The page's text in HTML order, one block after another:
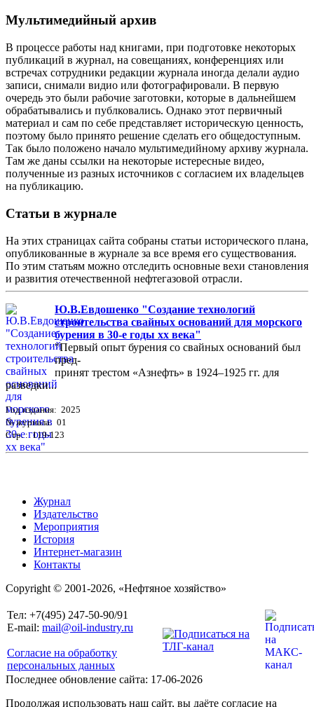
Мультимедийный архив
В процессе работы над книгами, при подготовке некоторых
публикаций в журнал, на совещаниях, конференциях или
встречах сотрудники редакции журнала иногда делали аудио
записи, снимали видио или фотографировали. В первую
очередь это были рабочие заготовки, которые в дальнейшем
обрабатывались и публковались. Однако этот первичный
материал и сам по себе представляет историческую ценность,
поэтому было принято решение сделать его общедоступным.
Так было положено начало мультимедийному архиву журнала.
Там же даны ссылки на некоторые истересные видео,
полученные из разных источников с согласием их владельцев
на публикацию.
Статьи в журнале
На этих страницах сайта собраны статьи исторического плана,
опубликованные в журнале за все время его существования.
По этим статьям можно отследить основные вехи становления
и развития отечественной нефтегазовой отрасли.
Ю.В.Евдошенко "Создание технологий
строительства свайных оснований для морского
бурения в 30-е годы хх века"
"Первый опыт бурения со свайных оснований был
пред-
принят трестом «Азнефть» в 1924–1925 гг. для
разведки...
Год издания: 2025
№ журнала: 01
Стр. : 119-123
Журнал
Издательство
Мероприятия
История
Интернет-магазин
Контакты
Copyright © 2001-2026, «Нефтяное хозяйство»
Тел: +7(495) 247-50-90/91
E-mail: mail@oil-industry.ru
Согласие на обработку
персональных данных
Последнее обновление сайта: 17-06-2026
Продолжая использовать наш сайт, вы даёте согласие на